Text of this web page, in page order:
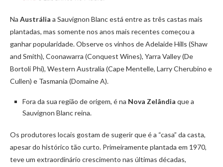
Na Austrália a Sauvignon Blanc está entre as três castas mais
plantadas, mas somente nos anos mais recentes começou a
ganhar popularidade. Observe os vinhos de Adelaide Hills (Shaw
and Smith), Coonawarra (Conquest Wines), Yarra Valley (De
Bortoli Phi), Western Australia (Cape Mentelle, Larry Cherubino e
Cullen) e Tasmania (Domaine A).
Fora da sua região de origem, é na Nova Zelândia que a
Sauvignon Blanc reina.
Os produtores locais gostam de sugerir que é a “casa” da casta,
apesar do histórico tão curto. Primeiramente plantada em 1970,
teve um extraordinário crescimento nas últimas décadas,